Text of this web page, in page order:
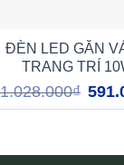
ĐÈN LED GẮN
TRANG TRÍ
(ABY017)
1.028.000₫ Giá
gốc
là: